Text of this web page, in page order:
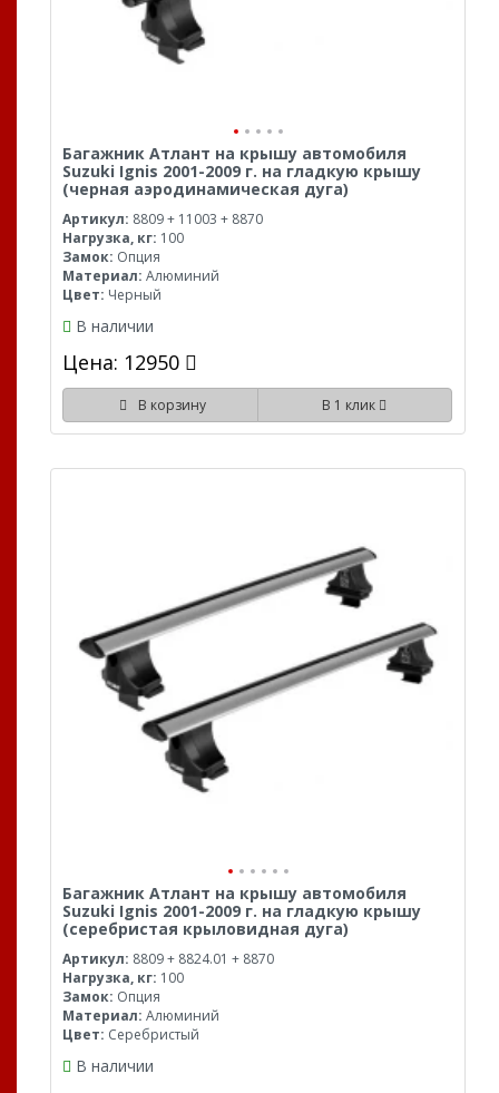
Багажник Атлант на крышу автомобиля
Suzuki Ignis 2001-2009 г. на гладкую крышу
(черная аэродинамическая дуга)
Артикул: 8809 + 11003 + 8870
Нагрузка, кг: 100
Замок: Опция
Материал: Алюминий
Цвет: Черный
В наличии
Цена: 12950
В корзину В 1 клик
Багажник Атлант на крышу автомобиля
Suzuki Ignis 2001-2009 г. на гладкую крышу
(серебристая крыловидная дуга)
Артикул: 8809 + 8824.01 + 8870
Нагрузка, кг: 100
Замок: Опция
Материал: Алюминий
Цвет: Серебристый
В наличии